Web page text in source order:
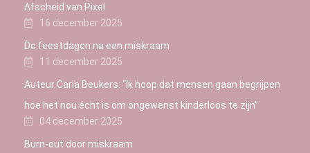
Afscheid van Pixel
16 december 2025
De feestdagen na een miskraam
11 december 2025
Auteur Carla Beukers: “Ik hoop dat mensen gaan begrijpen
hoe het nou écht is om ongewenst kinderloos te zijn”
04 december 2025
Burn-out door miskraam